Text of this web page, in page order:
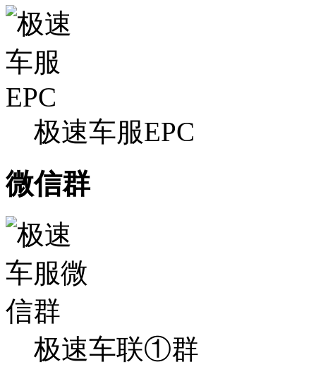
极速车服EPC
微信群
极速车联①群